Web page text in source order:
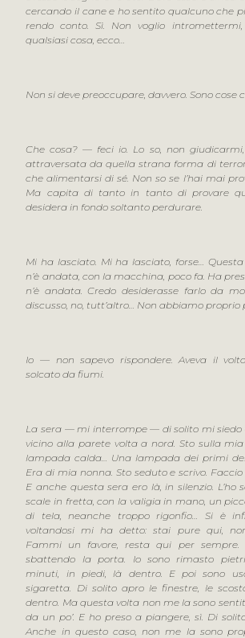
cercando il cane e ho sentito qualcuno che
rendo conto. Sì. Non voglio
qualsiasi cosa, ecco…
Non si deve preoccupare, davvero. Sono cose
Che cosa? — feci io. Lo so, non
attraversata da quella strana forma di
che alimentarsi di sé. Non so se l’hai mai
Ma capita di tanto in tanto di provare
desidera in fondo soltanto perdurare.
Mi ha lasciato. Mi ha lasciato, forse…
n’è andata, con la macchina, poco fa. Ha
n’è andata. Credo desiderasse farlo da
discusso, no, tutt’altro… Non abbiamo proprio
Io — non sapevo rispondere. Aveva il volto
solcato da fiumi.
La sera — mi interrompe — di solito mi siedo
vicino alla parete volta a nord. Sto sulla
lampada calda… Una lampada dei primi del
Era di mia nonna. Sto seduto e scrivo.
E anche questa sera ero là, in silenzio. L’ho
scale in fretta, con la valigia in mano, un
di tela, neanche troppo rigonfio… Si è
voltandosi mi ha detto: stai pure qui,
Fammi un favore, resta qui per sempre.
sbattendo la porta. Io sono rimasto
minuti, in piedi, là dentro. E poi sono
sigaretta. Di solito apro le finestre, le
dentro. Ma questa volta non me la sono
da un po’. E ho preso a piangere, sì. Di
Anche in questo caso, non me la sono